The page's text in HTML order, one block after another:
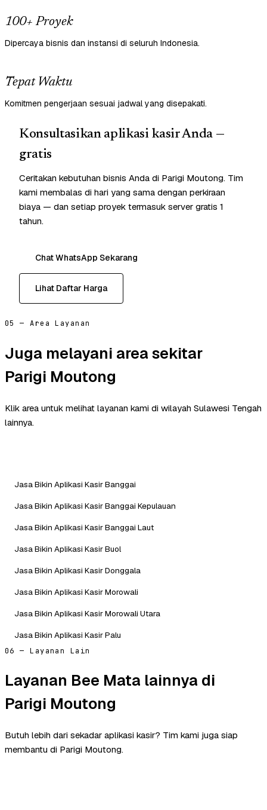
100+ Proyek
Dipercaya bisnis dan instansi di seluruh Indonesia.
Tepat Waktu
Komitmen pengerjaan sesuai jadwal yang disepakati.
Konsultasikan aplikasi kasir Anda —
gratis
Ceritakan kebutuhan bisnis Anda di Parigi Moutong. Tim
kami membalas di hari yang sama dengan perkiraan
biaya — dan setiap proyek termasuk server gratis 1
tahun.
Chat WhatsApp Sekarang
Lihat Daftar Harga
05 — Area Layanan
Juga melayani area sekitar
Parigi Moutong
Klik area untuk melihat layanan kami di wilayah Sulawesi Tengah
lainnya.
Jasa Bikin Aplikasi Kasir Banggai
Jasa Bikin Aplikasi Kasir Banggai Kepulauan
Jasa Bikin Aplikasi Kasir Banggai Laut
Jasa Bikin Aplikasi Kasir Buol
Jasa Bikin Aplikasi Kasir Donggala
Jasa Bikin Aplikasi Kasir Morowali
Jasa Bikin Aplikasi Kasir Morowali Utara
Jasa Bikin Aplikasi Kasir Palu
06 — Layanan Lain
Layanan Bee Mata lainnya di
Parigi Moutong
Butuh lebih dari sekadar aplikasi kasir? Tim kami juga siap
membantu di Parigi Moutong.